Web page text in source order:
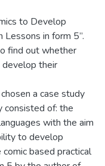
to Develop
in form 5”.
find out whether
develop their
a case study
consisted of: the
with the aim
to develop
based practical